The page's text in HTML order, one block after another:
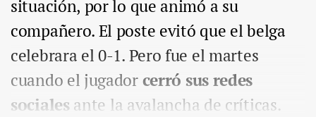
situación, por lo que animó a su
compañero. El poste evitó que el belga
celebrara el 0-1. Pero fue el martes
cuando el jugadorcerró sus redes
sociales ante la avalancha de críticas.